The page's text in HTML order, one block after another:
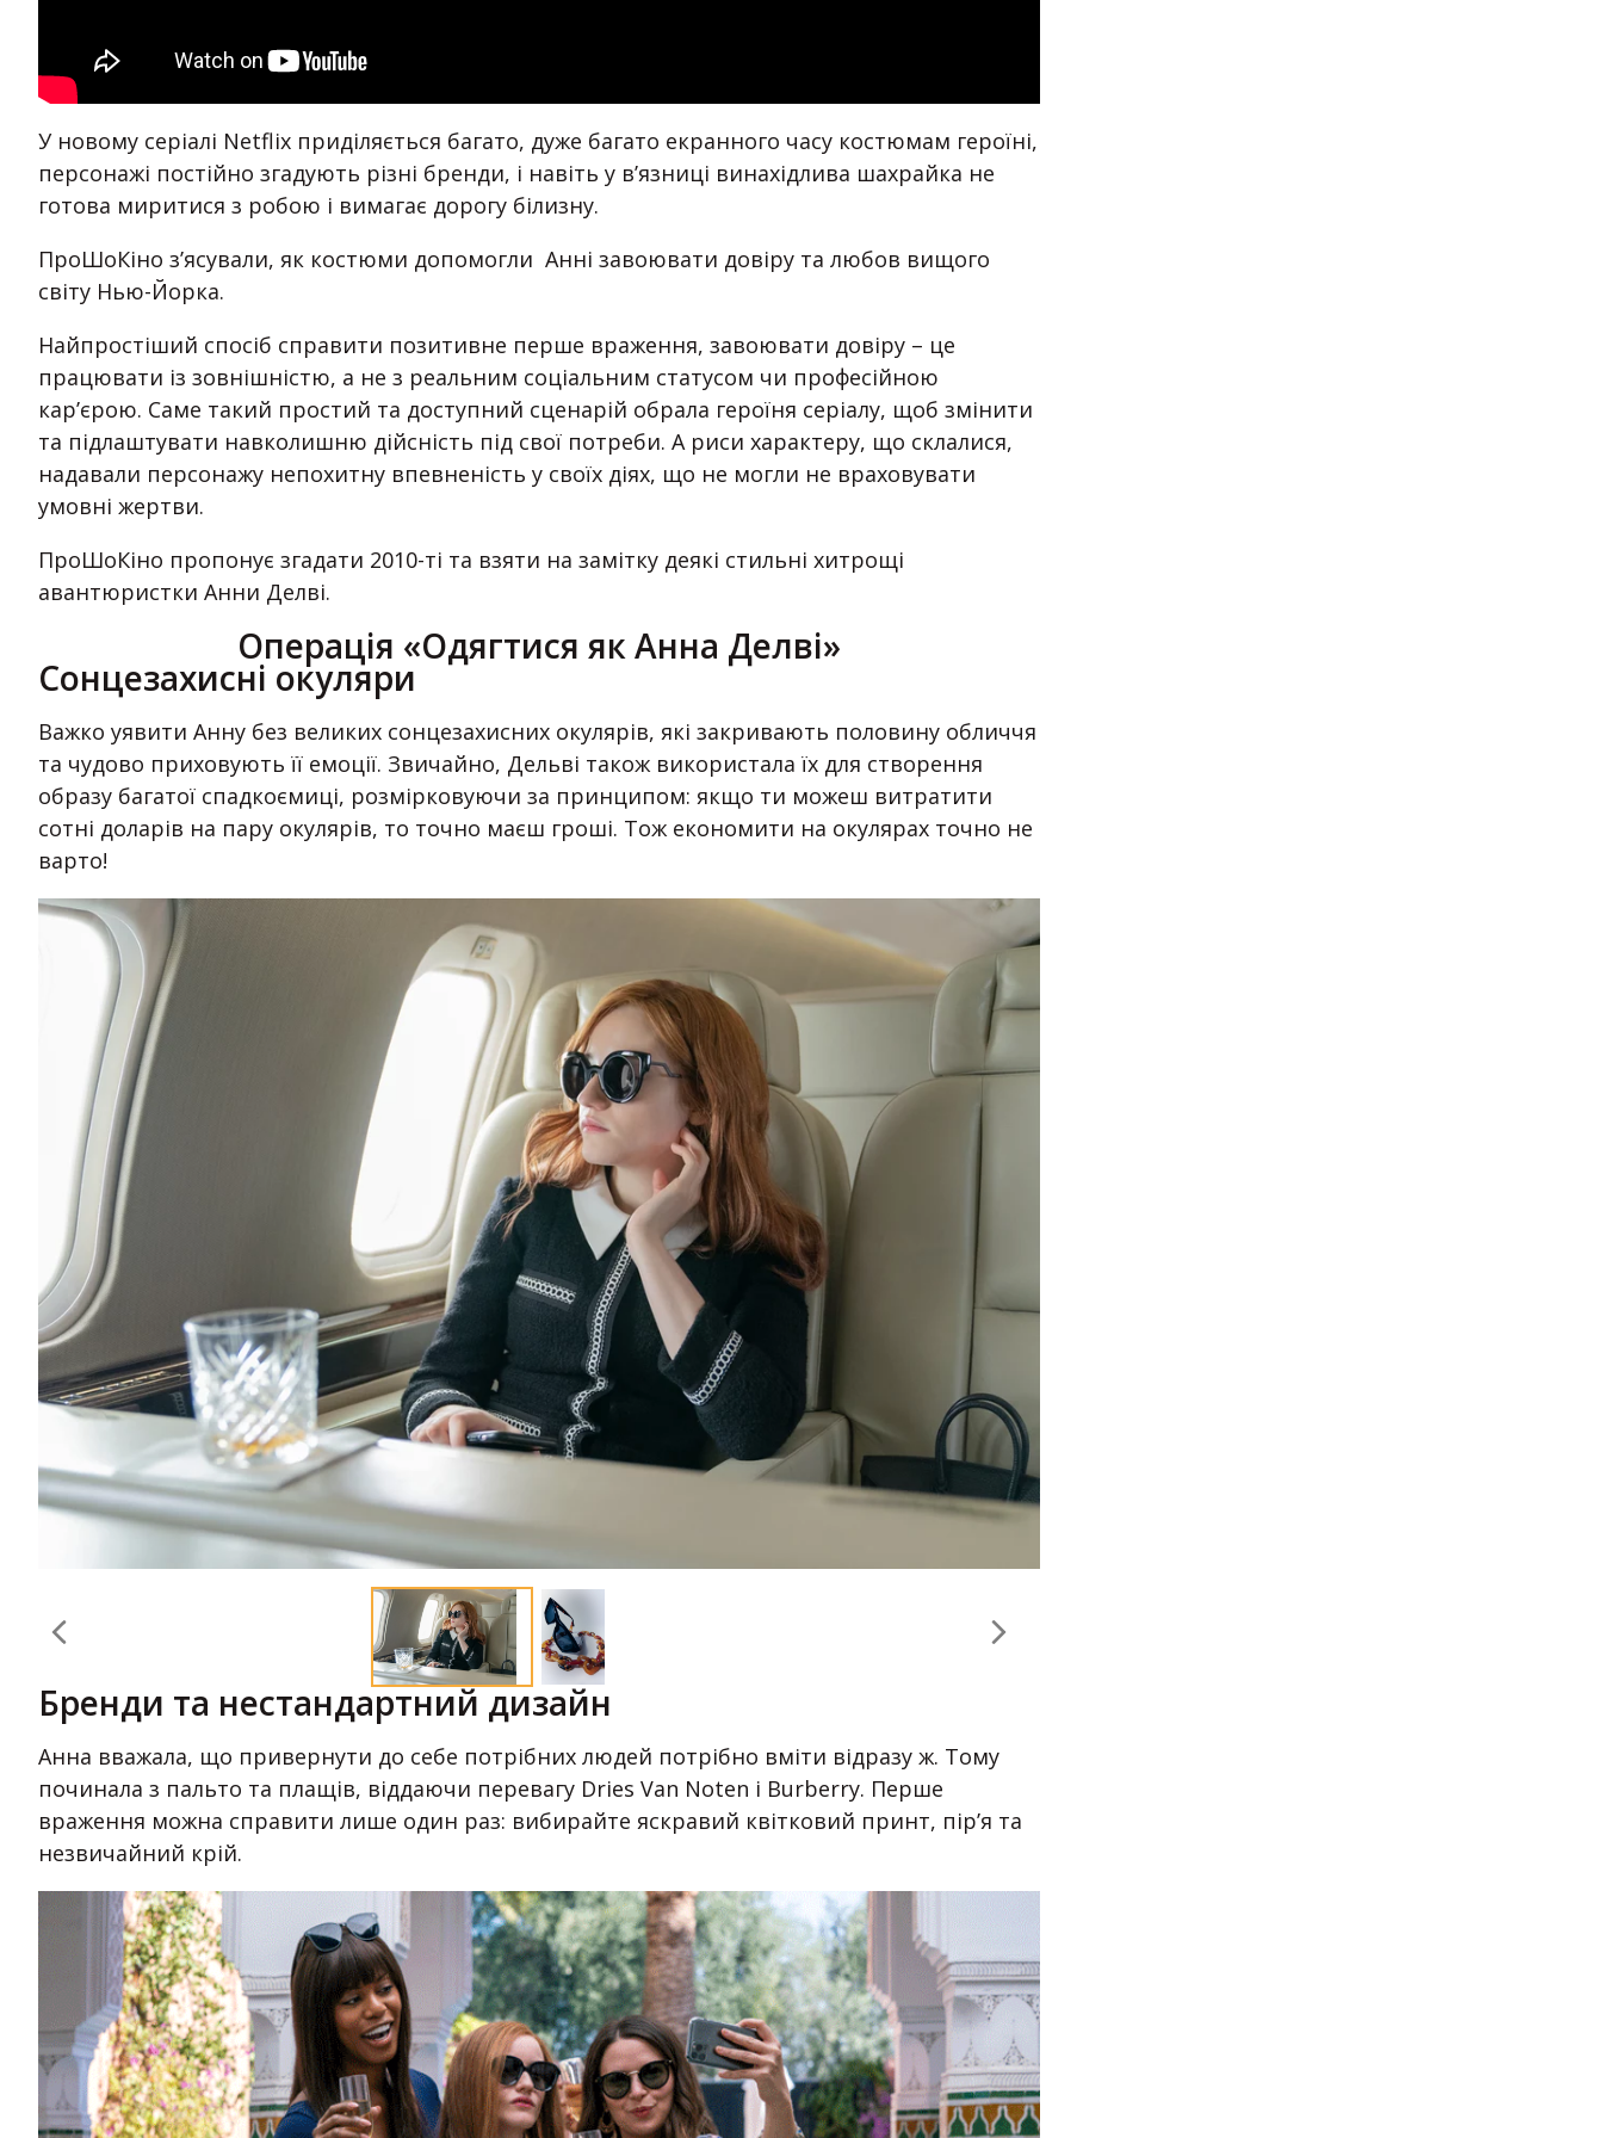
У новому серіалі Netflix приділяється багато, дуже багато екранного часу костюмам героїні,
персонажі постійно згадують різні бренди, і навіть у в’язниці винахідлива шахрайка не
готова миритися з робою і вимагає дорогу білизну.
ПроШоКіно з’ясували, як костюми допомогли Анні завоювати довіру та любов вищого
світу Нью-Йорка.
Найпростіший спосіб справити позитивне перше враження, завоювати довіру – це
працювати із зовнішністю, а не з реальним соціальним статусом чи професійною
кар’єрою. Саме такий простий та доступний сценарій обрала героїня серіалу, щоб змінити
та підлаштувати навколишню дійсність під свої потреби. А риси характеру, що склалися,
надавали персонажу непохитну впевненість у своїх діях, що не могли не враховувати
умовні жертви.
ПроШоКіно пропонує згадати 2010-ті та взяти на замітку деякі стильні хитрощі
авантюристки Анни Делві.
Операція «Одягтися як Анна Делві»
Сонцезахисні окуляри
Важко уявити Анну без великих сонцезахисних окулярів, які закривають половину обличчя
та чудово приховують її емоції. Звичайно, Дельві також використала їх для створення
образу багатої спадкоємиці, розмірковуючи за принципом: якщо ти можеш витратити
сотні доларів на пару окулярів, то точно маєш гроші. Тож економити на окулярах точно не
варто!
Бренди та нестандартний дизайн
Анна вважала, що привернути до себе потрібних людей потрібно вміти відразу ж. Тому
починала з пальто та плащів, віддаючи перевагу Dries Van Noten і Burberry. Перше
враження можна справити лише один раз: вибирайте яскравий квітковий принт, пір’я та
незвичайний крій.